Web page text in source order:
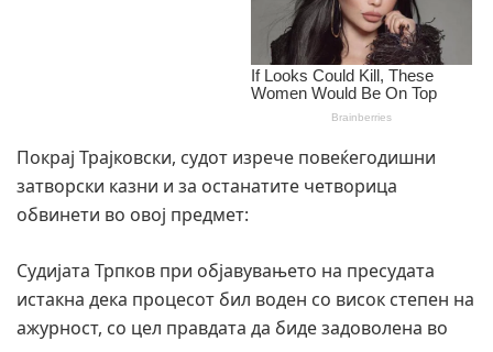
Покрај Трајковски, судот изрече повеќегодишни
затворски казни и за останатите четворица
обвинети во овој предмет:
Судијата Трпков при објавувањето на пресудата
истакна дека процесот бил воден со висок степен на
ажурност, со цел правдата да биде задоволена во